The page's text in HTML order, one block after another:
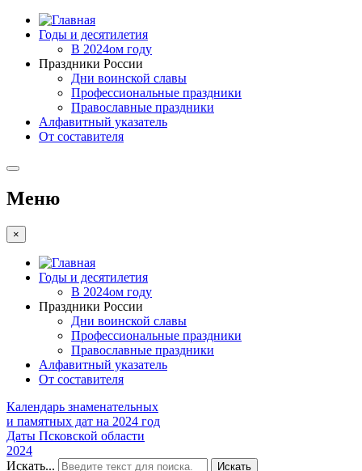
Годы и десятилетия
В 2024ом году
Праздники России
Дни воинской славы
Профессиональные праздники
Православные праздники
Алфавитный указатель
От составителя
Меню
×
Годы и десятилетия
В 2024ом году
Праздники России
Дни воинской славы
Профессиональные праздники
Православные праздники
Алфавитный указатель
От составителя
Календарь знаменательных
и памятных дат на 2024 год
Даты Псковской области
2024
Искать...
Искать